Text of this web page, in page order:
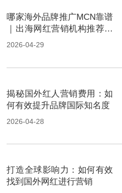
哪家海外品牌推广MCN靠谱
｜出海网红营销机构推荐指
南
2026-04-29
揭秘国外红人营销费用：如
何有效提升品牌国际知名度
2026-04-28
打造全球影响力：如何有效
找到国外网红进行营销